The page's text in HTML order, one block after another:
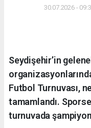
30.07.2026 -
Seydişehir’in
Futbol Turnuvası,
tamamlandı.
turnuvada